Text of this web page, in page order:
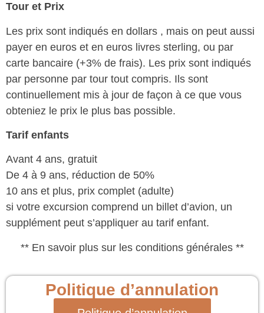
Tour et Prix
Les prix sont indiqués en dollars , mais on peut aussi
payer en euros et en euros livres sterling, ou par
carte bancaire (+3% de frais). Les prix sont indiqués
par personne par tour tout compris. Ils sont
continuellement mis à jour de façon à ce que vous
obteniez le prix le plus bas possible.
Tarif enfants
Avant 4 ans, gratuit
De 4 à 9 ans, réduction de 50%
10 ans et plus, prix complet (adulte)
si votre excursion comprend un billet d’avion, un
supplément peut s’appliquer au tarif enfant.
** En savoir plus sur les conditions générales **
Politique d’annulation